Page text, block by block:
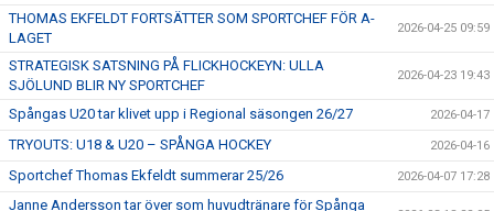
THOMAS EKFELDT FORTSÄTTER SOM SPORTCHEF FÖR A-
LAGET
2026-04-25 09:59
STRATEGISK SATSNING PÅ FLICKHOCKEYN: ULLA
SJÖLUND BLIR NY SPORTCHEF
2026-04-23 19:43
Spångas U20 tar klivet upp i Regional säsongen 26/27 2026-04-17
TRYOUTS: U18 & U20 – SPÅNGA HOCKEY 2026-04-16
Sportchef Thomas Ekfeldt summerar 25/26 2026-04-07 17:28
Janne Andersson tar över som huvudtränare för Spånga